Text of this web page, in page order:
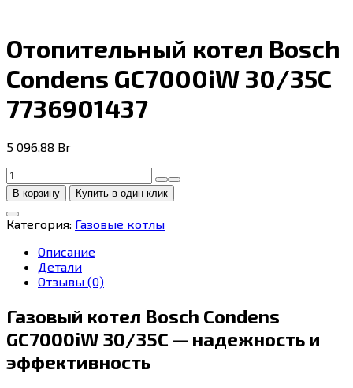
Отопительный котел Bosch
Condens GC7000iW 30/35C
7736901437
5 096,88 Br
Количество
товара
Отопительный
котел
Bosch
Condens
GC7000iW
30/35C
В корзину Купить в один клик
Категория: Газовые котлы
Описание
Детали
Отзывы (0)
Газовый котел Bosch Condens
GC7000iW 30/35C — надежность и
эффективность